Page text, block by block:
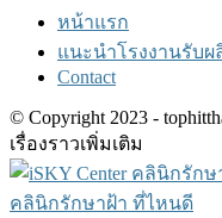
หน้าแรก
แนะนำโรงงานรับผ
Contact
© Copyright 2023 -
เรื่องราวเพิ่มเติม
คลินิกรักษาฝ้า ที่ไหนดี